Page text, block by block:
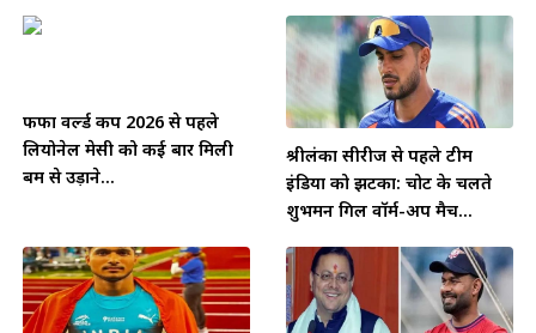
फीफा वर्ल्ड कप 2026 से पहले
लियोनेल मेसी को कई बार मिली
बम से उड़ाने...
श्रीलंका सीरीज से पहले टीम
इंडिया को झटका: चोट के चलते
शुभमन गिल वॉर्म-अप मैच...